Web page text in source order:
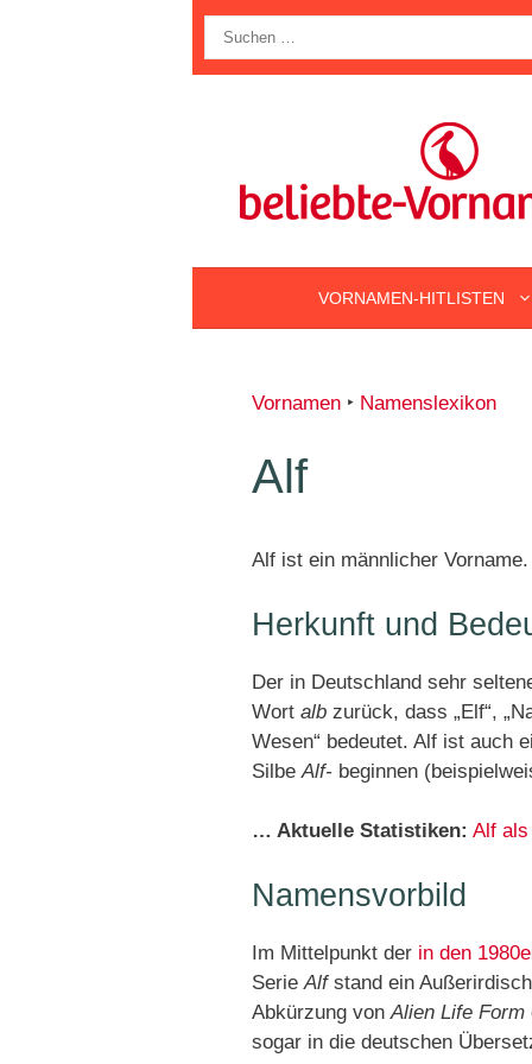
nach:
VORNAMEN-HITLISTEN
Vornamen ‣ Namenslexikon
Alf
Alf ist ein männlicher Vorname.
Herkunft und
Der in Deutschland sehr
Wort alb zurück, dass „Elf“,
Wesen“ bedeutet. Alf ist auch
Silbe Alf- beginnen
… Aktuelle Statistiken: Alf als
Namensvorbild
Im Mittelpunkt der in den
Serie Alfstand ein
Abkürzung von Alien Life Form
sogar in die deutschen